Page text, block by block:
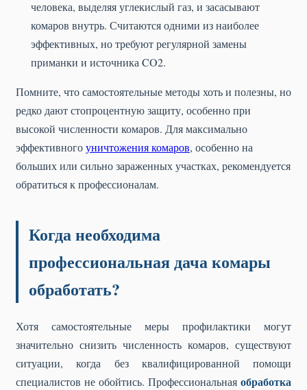
человека, выделяя углекислый газ, и засасывают
комаров внутрь. Считаются одними из наиболее
эффективных, но требуют регулярной замены
приманки и источника CO2.
Помните, что самостоятельные методы хоть и полезны, но
редко дают стопроцентную защиту, особенно при
высокой численности комаров. Для максимально
эффективногоуничтожения комаров, особенно на
больших или сильно зараженных участках, рекомендуется
обратиться к профессионалам.
Когда необходима
профессиональная дача комары
обработать?
Хотя самостоятельные меры профилактики могут
значительно снизить численность комаров, существуют
ситуации, когда без квалифицированной помощи
специалистов не обойтись. Профессиональная обработка